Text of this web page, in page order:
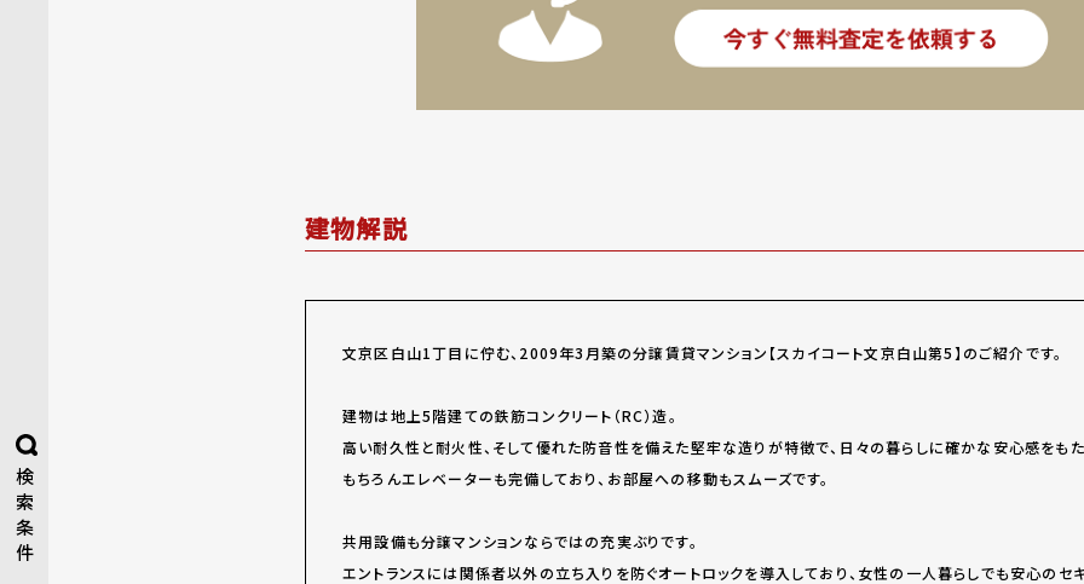
検
索
条
件
建物解説
文京区白山1丁目に佇む、2009年3月築の分譲賃貸マンション【スカイコート文京白山第5】のご紹介です。
建物は地上5階建ての鉄筋コンクリート（RC）造。
高い耐久性と耐火性、そして優れた防音性を備えた堅牢な造りが特徴で、日々の暮らしに確かな安心感をもた
もちろんエレベーターも完備しており、お部屋への移動もスムーズです。
共用設備も分譲マンションならではの充実ぶりです。
エントランスには関係者以外の立ち入りを防ぐオートロックを導入しており、女性の一人暮らしでも安心のセキ